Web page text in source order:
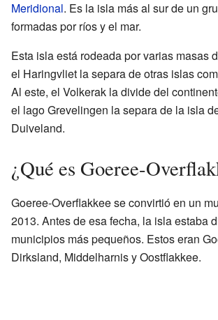
Meridional. Es la isla más al sur de un
formadas por ríos y el mar.
Esta isla está rodeada por varias masas
el Haringvliet la separa de otras islas
Al este, el Volkerak la divide del
el lago Grevelingen la separa de la isla
Duiveland.
¿Qué es Goeree-
Goeree-Overflakkee se convirtió en un
2013. Antes de esa fecha, la isla estaba
municipios más pequeños. Estos eran
Dirksland, Middelharnis y Oostflakkee.